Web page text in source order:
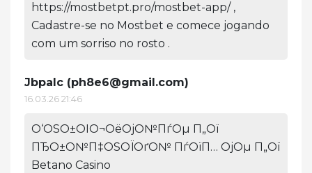
https://mostbetpt.pro/mostbet-app/ ,
Cadastre-se no Mostbet e comece jogando
com um sorriso no rosto .
Jbpalc (ph8e6@gmail.com)
16.03.26 21:46
О‘ОЅО±ОІО¬ОёОјО№ПѓОµ П„Ої
ПЂО±О№П‡ОЅОЇОґО№ ПѓОїП… ОјОµ П„Ої
Betano Casino